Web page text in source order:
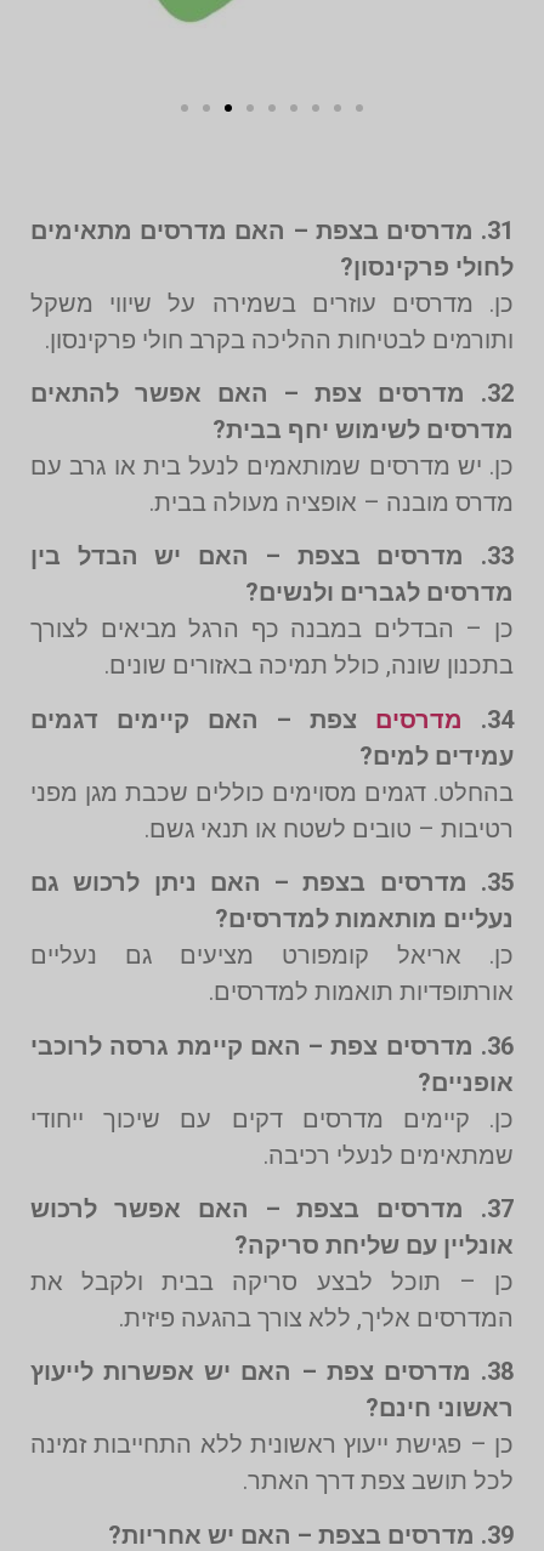
31. מדרסים בצפת – האם מדרסים מתאימים
לחולי פרקינסון?
כן. מדרסים עוזרים בשמירה על שיווי משקל
ותורמים לבטיחות ההליכה בקרב חולי פרקינסון.
32. מדרסים צפת – האם אפשר להתאים
מדרסים לשימוש יחף בבית?
כן. יש מדרסים שמותאמים לנעל בית או גרב עם
מדרס מובנה – אופציה מעולה בבית.
33. מדרסים בצפת – האם יש הבדל בין
מדרסים לגברים ולנשים?
כן – הבדלים במבנה כף הרגל מביאים לצורך
בתכנון שונה, כולל תמיכה באזורים שונים.
34.
מדרסים צפת – האם קיימים דגמים
עמידים למים?
בהחלט. דגמים מסוימים כוללים שכבת מגן מפני
רטיבות – טובים לשטח או תנאי גשם.
35. מדרסים בצפת – האם ניתן לרכוש גם
נעליים מותאמות למדרסים?
כן. אריאל קומפורט מציעים גם נעליים
אורתופדיות תואמות למדרסים.
36. מדרסים צפת – האם קיימת גרסה לרוכבי
אופניים?
כן. קיימים מדרסים דקים עם שיכוך ייחודי
שמתאימים לנעלי רכיבה.
37. מדרסים בצפת – האם אפשר לרכוש
אונליין עם שליחת סריקה?
כן – תוכל לבצע סריקה בבית ולקבל את
המדרסים אליך, ללא צורך בהגעה פיזית.
38. מדרסים צפת – האם יש אפשרות לייעוץ
ראשוני חינם?
כן – פגישת ייעוץ ראשונית ללא התחייבות זמינה
לכל תושב צפת דרך האתר.
39. מדרסים בצפת – האם יש אחריות?